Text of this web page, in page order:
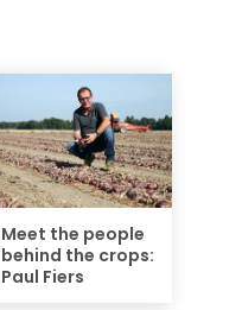
Meet the people
behind the crops:
Paul Fiers